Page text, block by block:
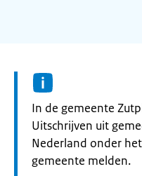
Informatie:
In de gemeente
Uitschrijven uit
Nederland onder
gemeente melden.